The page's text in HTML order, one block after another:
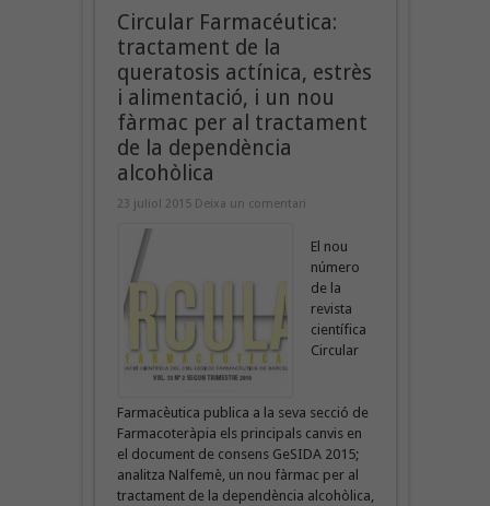
Circular Farmacéutica:
tractament de la
queratosis actínica, estrès
i alimentació, i un nou
fàrmac per al tractament
de la dependència
alcohòlica
23 juliol 2015 Deixa un comentari
El nou
número
de la
revista
científica
Circular
Farmacèutica publica a la seva secció de
Farmacoteràpia els principals canvis en
el document de consens GeSIDA 2015;
analitza Nalfemè, un nou fàrmac per al
tractament de la dependència alcohòlica,